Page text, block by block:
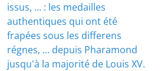
issus, ... : les medailles
authentiques qui ont été
frapées sous les differens
régnes, ... depuis Pharamond
jusqu'à la majorité de Louis XV.